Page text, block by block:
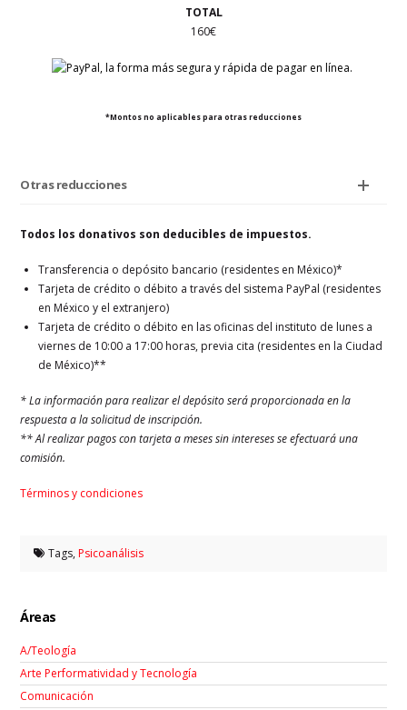
TOTAL
160€
*Montos no aplicables para otras reducciones
Otras reducciones
Todos los donativos son deducibles de impuestos.
Transferencia o depósito bancario (residentes en México)*
Tarjeta de crédito o débito a través del sistema PayPal (residentes
en México y el extranjero)
Tarjeta de crédito o débito en las oficinas del instituto de lunes a
viernes de 10:00 a 17:00 horas, previa cita (residentes en la Ciudad
de México)**
* La información para realizar el depósito será proporcionada en la
respuesta a la solicitud de inscripción.
** Al realizar pagos con tarjeta a meses sin intereses se efectuará una
comisión.
Términos y condiciones
Tags,Psicoanálisis
Áreas
A/Teología
Arte Performatividad y Tecnología
Comunicación